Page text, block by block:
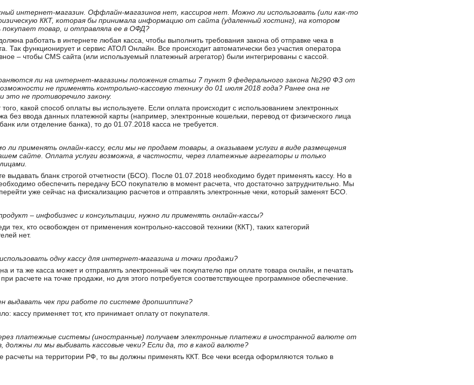
интернет-магазин. Оффлайн-магазинов нет, кассиров нет. Можно ли использовать (или как-то
ККТ, которая бы принимала информацию от сайта (удаленный хостинг), на котором
покупает товар, и отправляла ее в ОФД?
работать в интернете любая касса, чтобы выполнить требования закона об отправке чека в
Так функционирует и сервис АТОЛ Онлайн. Все происходит автоматически без участия оператора
– чтобы CMS сайта (или используемый платежный агрегатор) были интегрированы с кассой.
ли на интернет-магазины положения статьи 7 пункт 9 федерального закона №290 ФЗ от
не применять контрольно-кассовую технику до 01 июля 2018 года? Ранее она не
это не противоречило закону.
того, какой способ оплаты вы используете. Если оплата происходит с использованием электронных
без ввода данных платежной карты (например, электронные кошельки, перевод от физического лица
или отделение банка), то до 01.07.2018 касса не требуется.
ли применять онлайн-кассу, если мы не продаем товары, а оказываем услуги в виде размещения
сайте. Оплата услуги возможна, в частности, через платежные агрегаторы и только
выдавать бланк строгой отчетности (БСО). После 01.07.2018 необходимо будет применять кассу. Но в
обеспечить передачу БСО покупателю в момент расчета, что достаточно затруднительно. Мы
уже сейчас на фискализацию расчетов и отправлять электронные чеки, который заменят БСО.
– инфобизнес и консультации, нужно ли применять онлайн-кассы?
тех, кто освобожден от применения контрольно-кассовой техники (ККТ), таких категорий
нет.
одну кассу для интернет-магазина и точки продажи?
и та же касса может и отправлять электронный чек покупателю при оплате товара онлайн, и печатать
расчете на точке продажи, но для этого потребуется соответствующее программное обеспечение.
выдавать чек при работе по системе дропшиппинг?
кассу применяет тот, кто принимает оплату от покупателя.
платежные системы (иностранные) получаем электронные платежи в иностранной валюте от
должны ли мы выбивать кассовые чеки? Если да, то в какой валюте?
расчеты на территории РФ, то вы должны применять ККТ. Все чеки всегда оформляются только в